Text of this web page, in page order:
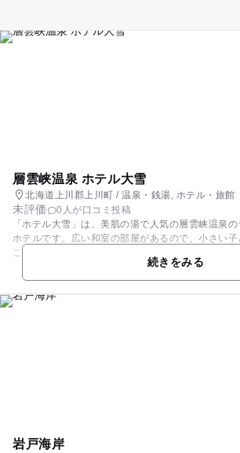
層雲峡温泉 ホテル大雪
北海道上川郡上川町 / 温泉・銭湯, ホテル・旅館
未評価
0人が口コミ投稿
「ホテル大雪」は、美肌の湯で人気の層雲峡温泉
ホテルです。広い和室の部屋があるので、小さい
ことができます。また、温泉でゆっくりとからだ
日頃の疲れをいやすのもおすすめです。カニや魚介
な食材を贅沢に使ったバイキングが人気です。また
な懐石料理も楽しむことができ、お部屋で周りの目
ることもできます。
続きをみる
岩戸海岸